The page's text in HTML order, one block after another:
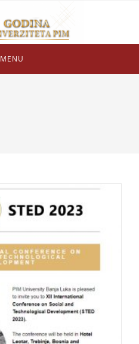
MENU